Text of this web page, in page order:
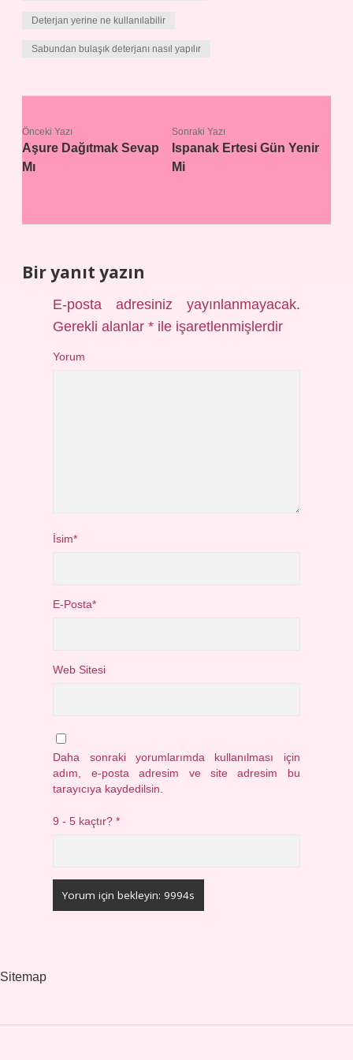
Deterjan yerine ne kullanılabilir
Sabundan bulaşık deterjanı nasıl yapılır
Önceki Yazı
Aşure Dağıtmak Sevap
Mı
Sonraki Yazı
Ispanak Ertesi Gün Yenir
Mi
Bir yanıt yazın
E-posta adresiniz yayınlanmayacak.
Gerekli alanlar* ile işaretlenmişlerdir
Yorum
İsim*
E-Posta*
Web Sitesi
Daha sonraki yorumlarımda kullanılması için
adım, e-posta adresim ve site adresim bu
tarayıcıya kaydedilsin.
9 - 5 kaçtır?*
Sitemap